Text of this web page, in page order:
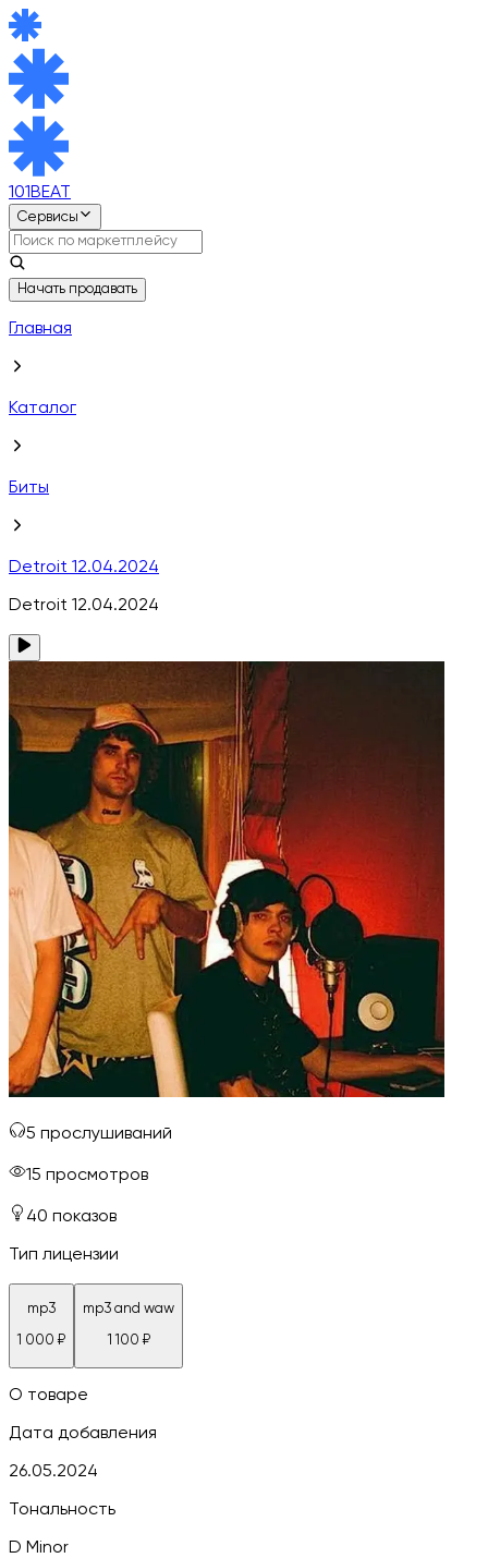
101BEAT
Сервисы
Начать продавать
Главная
Каталог
Биты
Detroit 12.04.2024
Detroit 12.04.2024
5 прослушиваний
15 просмотров
40 показов
Тип лицензии
mp3
1 000 ₽
mp3 and waw
1 100 ₽
О товаре
Дата добавления
26.05.2024
Тональность
D Minor